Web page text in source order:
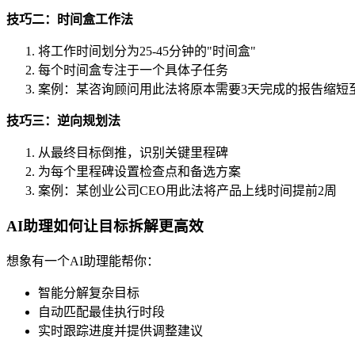
技巧二：时间盒工作法
将工作时间划分为25-45分钟的"时间盒"
每个时间盒专注于一个具体子任务
案例：某咨询顾问用此法将原本需要3天完成的报告缩短
技巧三：逆向规划法
从最终目标倒推，识别关键里程碑
为每个里程碑设置检查点和备选方案
案例：某创业公司CEO用此法将产品上线时间提前2周
AI助理如何让目标拆解更高效
想象有一个AI助理能帮你：
智能分解复杂目标
自动匹配最佳执行时段
实时跟踪进度并提供调整建议